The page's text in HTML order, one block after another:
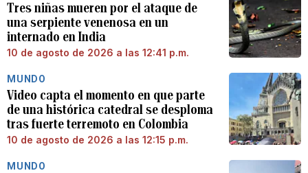
Tres niñas mueren por el ataque de
una serpiente venenosa en un
internado en India
10 de agosto de 2026 a las 12:41 p.m.
MUNDO
Video capta el momento en que parte
de una histórica catedral se desploma
tras fuerte terremoto en Colombia
10 de agosto de 2026 a las 12:15 p.m.
MUNDO